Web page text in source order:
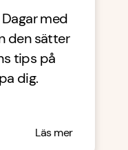
med
den sätter
tips på
dig.
Läs mer